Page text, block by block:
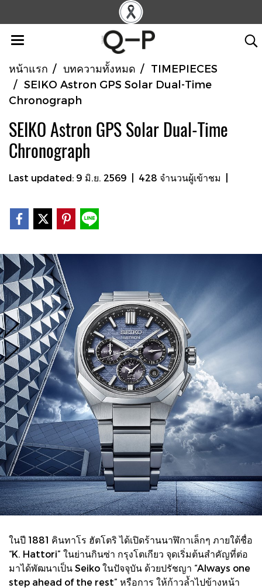
หน้าแรก บทความทั้งหมด
TIMEPIECES
SEIKO Astron GPS Solar Dual-Time
Chronograph
SEIKO Astron GPS Solar Dual-Time
Chronograph
Last updated: 9 มิ.ย. 2569 428 จำนวนผู้เข้าชม
ในปี 1881 คินทาโร ฮัตโตริ ได้เปิดร้านนาฬิกาเล็กๆ ภายใต้ชื่อ
“K. Hattori” ในย่านกินซ่า กรุงโตเกียว จุดเริ่มต้นสำคัญที่ต่อ
มาได้พัฒนาเป็น Seiko ในปัจจุบัน ด้วยปรัชญา “Always one
step ahead of the rest” หรือการ ให้ก้าวล้ำไปข้างหน้า